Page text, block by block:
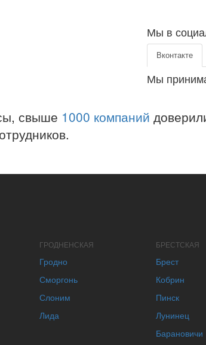
Мы в
Вконтакте
Мы
свыше 1000 компаний
ГРОДНЕНСКАЯ
Гродно
Сморгонь
Слоним
Лида
БРЕСТСКАЯ
Брест
Кобрин
Пинск
Лунинец
Барановичи